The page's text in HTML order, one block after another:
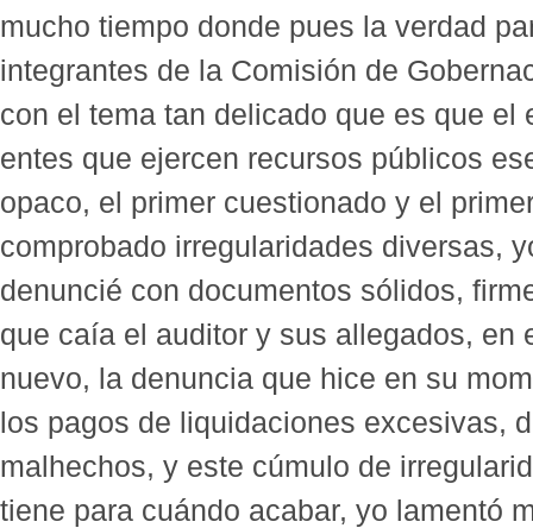
mucho tiempo donde pues la verdad
integrantes de la Comisión de
con el tema tan delicado que es que el
entes que ejercen recursos públicos
opaco, el primer cuestionado y el
comprobado irregularidades diversas,
denuncié con documentos sólidos,
que caía el auditor y sus allegados, en
nuevo, la denuncia que hice en su
los pagos de liquidaciones excesivas,
malhechos, y este cúmulo de
tiene para cuándo acabar, yo lamentó